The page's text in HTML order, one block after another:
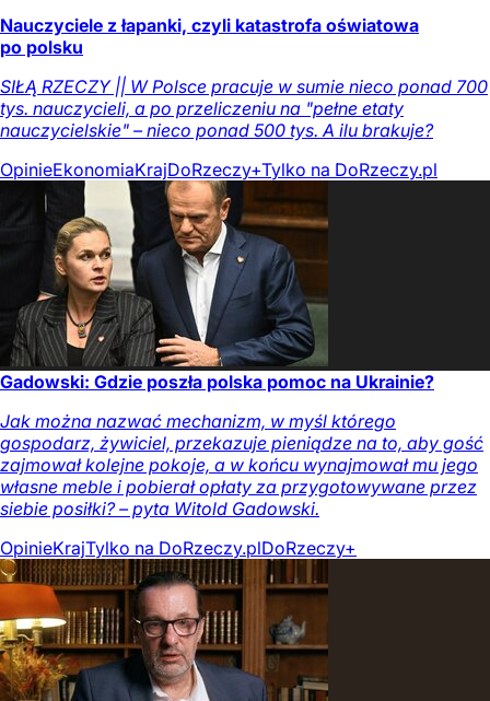
Nauczyciele z łapanki, czyli katastrofa oświatowa
po polsku
SIŁĄ RZECZY || W Polsce pracuje w sumie nieco ponad 700
tys. nauczycieli, a po przeliczeniu na "pełne etaty
nauczycielskie" – nieco ponad 500 tys. A ilu brakuje?
OpinieEkonomiaKrajDoRzeczy+Tylko na DoRzeczy.pl
Gadowski: Gdzie poszła polska pomoc na Ukrainie?
Jak można nazwać mechanizm, w myśl którego
gospodarz, żywiciel, przekazuje pieniądze na to, aby gość
zajmował kolejne pokoje, a w końcu wynajmował mu jego
własne meble i pobierał opłaty za przygotowywane przez
siebie posiłki? – pyta Witold Gadowski.
OpinieKrajTylko na DoRzeczy.plDoRzeczy+